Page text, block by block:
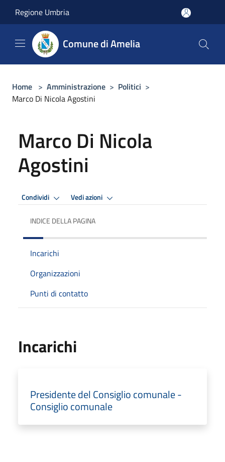
Regione Umbria
Comune di Amelia
Home > Amministrazione > Politici >
Marco Di Nicola Agostini
Marco Di Nicola
Agostini
Condividi Vedi azioni
INDICE DELLA PAGINA
Incarichi
Organizzazioni
Punti di contatto
Incarichi
Presidente del Consiglio comunale -
Consiglio comunale